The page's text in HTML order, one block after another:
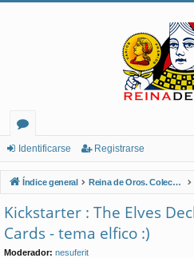
or
os
Identificarse Registrarse
Índice general Reina de Oros. Coleccionistas de Naipes.
Kickstarter : The Elves
Cards - tema elfico :)
Moderador: nesuferit